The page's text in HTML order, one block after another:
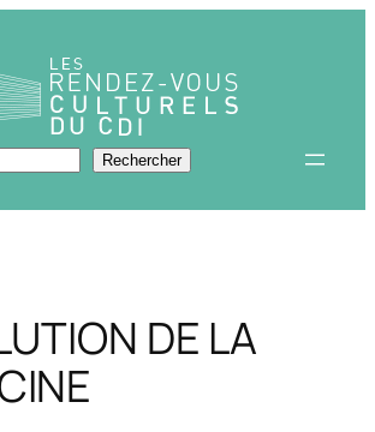
Rechercher
DE LA